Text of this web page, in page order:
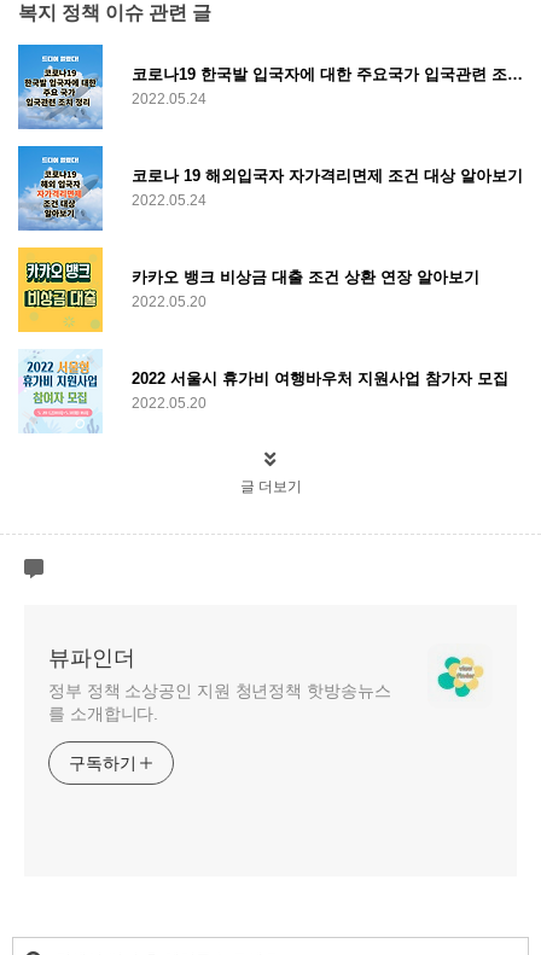
복지 정책 이슈 관련 글
코로나19 한국발 입국자에 대한 주요국가 입국관련 조치 알아보기
2022.05.24
코로나 19 해외입국자 자가격리면제 조건 대상 알아보기
2022.05.24
카카오 뱅크 비상금 대출 조건 상환 연장 알아보기
2022.05.20
2022 서울시 휴가비 여행바우처 지원사업 참가자 모집
2022.05.20
글 더보기
뷰파인더
정부 정책 소상공인 지원 청년정책 핫방송뉴스
를 소개합니다.
구독하기